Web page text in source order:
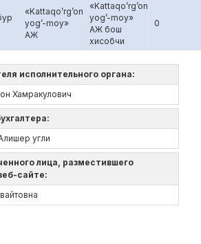
«Kattaqo’rg’on
yog’-moy»
АЖ
«Kattaqo’rg’on
yog’-moy»
АЖ бош
хисобчи
0
исполнительного органа:
Хамракулович
угли
лица, разместившего
сайте: